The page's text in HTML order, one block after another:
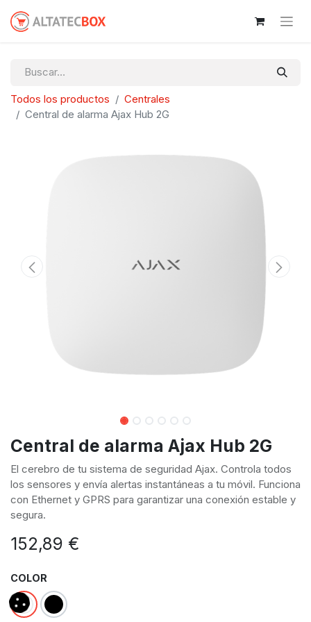
Todos los productos
Centrales
Central de alarma Ajax Hub 2G
Central de alarma Ajax Hub 2G
El cerebro de tu sistema de seguridad Ajax. Controla todos
los sensores y envía alertas instantáneas a tu móvil. Funciona
con Ethernet y GPRS para garantizar una conexión estable y
segura.
152,89 €
COLOR